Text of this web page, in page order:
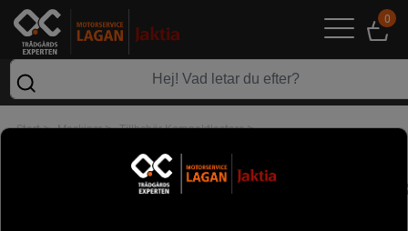
0
Start> Maskiner> Tillbehör Kompaktlastare>